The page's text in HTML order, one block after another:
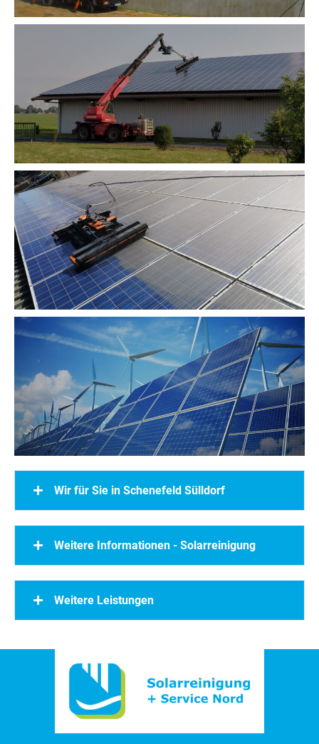
Wir für Sie in Schenefeld Sülldorf
Weitere Informationen - Solarreinigung
Weitere Leistungen